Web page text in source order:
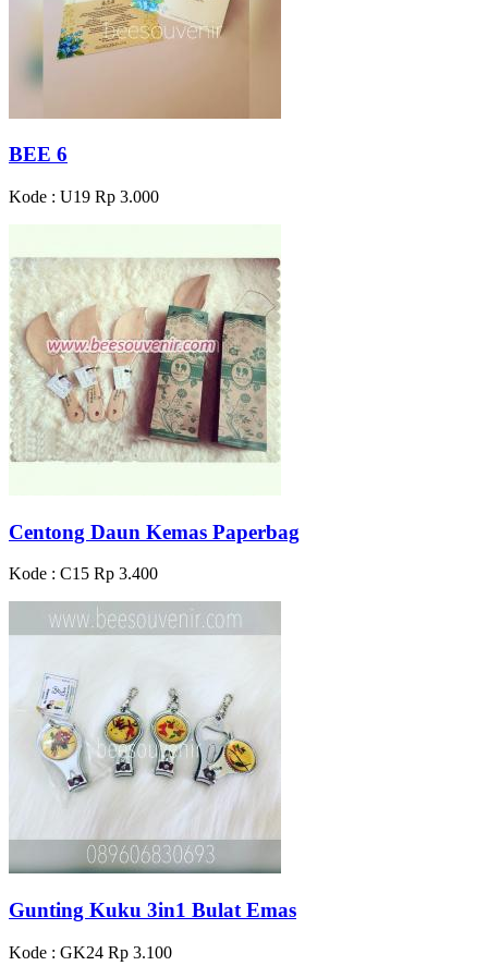
BEE 6
Kode : U19 Rp 3.000
Centong Daun Kemas Paperbag
Kode : C15 Rp 3.400
Gunting Kuku 3in1 Bulat Emas
Kode : GK24 Rp 3.100